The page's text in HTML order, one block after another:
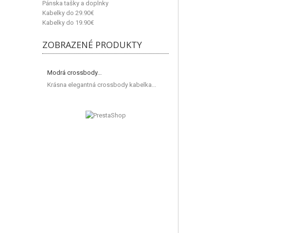
Pánska tašky a doplnky
Kabelky do 29.90€
Kabelky do 19.90€
ZOBRAZENÉ PRODUKTY
Modrá crossbody...
Krásna elegantná crossbody kabelka...